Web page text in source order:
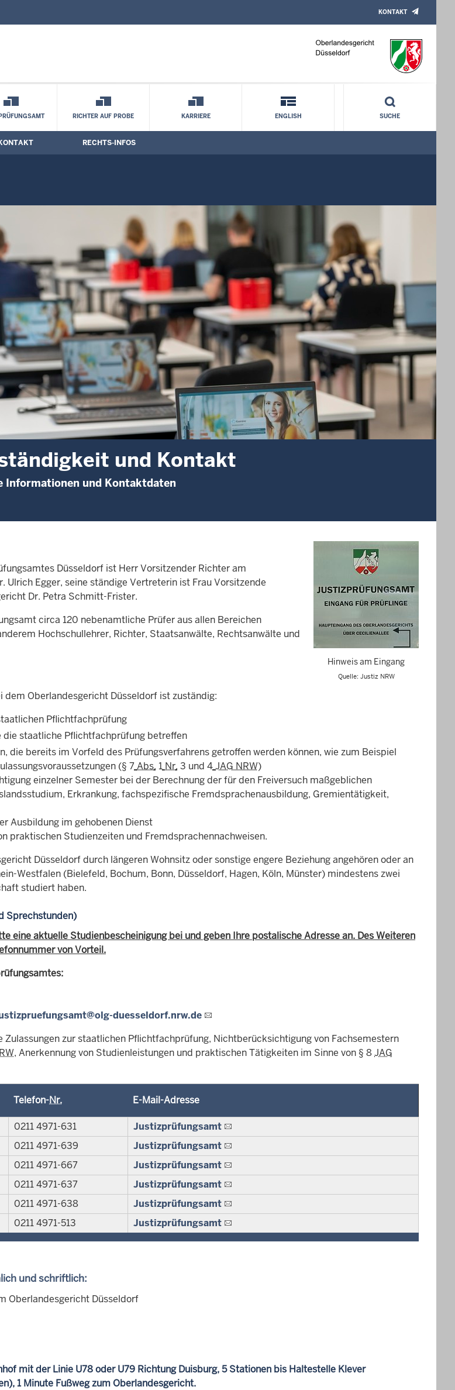
und Kontakt
KONTAKT
RICHTER AUF PROBE KARRIERE ENGLISH SUCHE
RECHTS-INFOS
und Kontakt
Informationen und Kontaktdaten
Hinweis am Eingang
Quelle: Justiz NRW
Düsseldorf ist Herr Vorsitzender Richter am
Ulrich Egger, seine ständige Vertreterin ist Frau Vorsitzende
Dr. Petra Schmitt-Frister.
circa 120 nebenamtliche Prüfer aus allen Bereichen
Hochschullehrer, Richter, Staatsanwälte, Rechtsanwälte und
dem Oberlandesgericht Düsseldorf ist zuständig:
Pflichtfachprüfung
die staatliche Pflichtfachprüfung betreffen
die bereits im Vorfeld des Prüfungsverfahrens getroffen werden können, wie zum Beispiel
(§ 7 Abs. 1 Nr. 3 und 4 JAG NRW)
einzelner Semester bei der Berechnung der für den Freiversuch maßgeblichen
Erkrankung, fachspezifische Fremdsprachenausbildung, Gremientätigkeit,
Ausbildung im gehobenen Dienst
praktischen Studienzeiten und Fremdsprachennachweisen.
Düsseldorf durch längeren Wohnsitz oder sonstige engere Beziehung angehören oder an
Westfalen (Bielefeld, Bochum, Bonn, Düsseldorf, Hagen, Köln, Münster) mindestens zwei
studiert haben.
Sprechstunden)
eine aktuelle Studienbescheinigung bei und geben Ihre postalische Adresse an. Des Weiteren
von Vorteil.
duesseldorf.nrw.de
Zulassungen zur staatlichen Pflichtfachprüfung, Nichtberücksichtigung von Fachsemestern
, Anerkennung von Studienleistungen und praktischen Tätigkeiten im Sinne von § 8JAG
Telefon-Nr. E-Mail-Adresse
0211 4971-631
Justizprüfungsamt
0211 4971-639
Justizprüfungsamt
0211 4971-667
Justizprüfungsamt
0211 4971-637
Justizprüfungsamt
0211 4971-638
Justizprüfungsamt
0211 4971-513 Justizprüfungsamt
und schriftlich:
Oberlandesgericht Düsseldorf
mit der Linie U78 oder U79 Richtung Duisburg, 5 Stationen bis Haltestelle Klever
1 Minute Fußweg zum Oberlandesgericht.